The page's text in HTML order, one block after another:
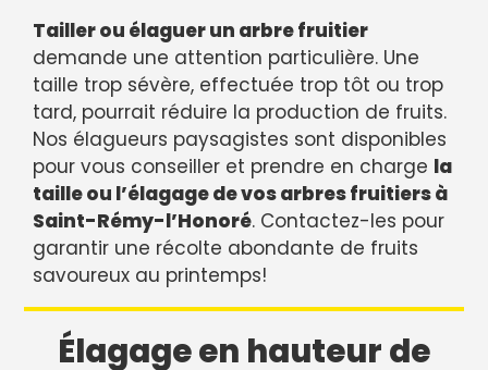
Tailler ou élaguer un arbre fruitier
demande une attention particulière. Une
taille trop sévère, effectuée trop tôt ou trop
tard, pourrait réduire la production de fruits.
Nos élagueurs paysagistes sont disponibles
pour vous conseiller et prendre en charge la
taille ou l’élagage de vos arbres fruitiers à
Saint-Rémy-l’Honoré. Contactez-les pour
garantir une récolte abondante de fruits
savoureux au printemps!
Élagage en hauteur de